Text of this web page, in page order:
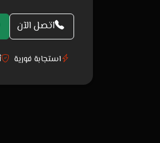
اتصل الآن
استجابة فورية